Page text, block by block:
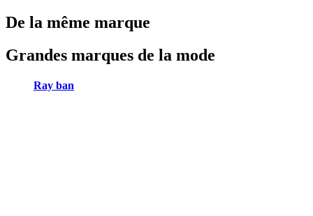
De la même marque
Grandes marques de la mode
Ray ban